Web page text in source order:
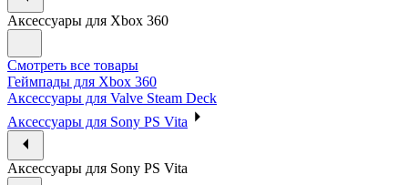
Аксессуары для Xbox 360
Смотреть все товары
Геймпады для Xbox 360
Аксессуары для Valve Steam Deck
Аксессуары для Sony PS Vita
Аксессуары для Sony PS Vita